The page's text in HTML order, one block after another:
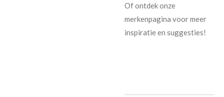
Of ontdek onze
merkenpagina voor meer
inspiratie en suggesties!